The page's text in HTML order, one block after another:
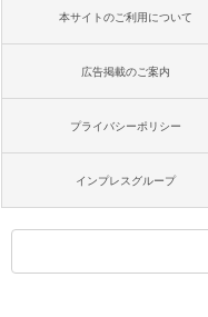
本サイトのご利用について
広告掲載のご案内
プライバシーポリシー
インプレスグループ